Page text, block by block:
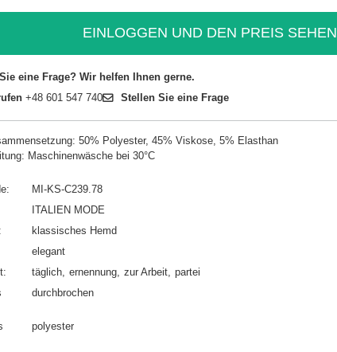
EINLOGGEN UND DEN PREIS SEHEN
eine Frage? Wir helfen Ihnen gerne.
+48 601 547 740 Stellen Sie eine Frage
50% Polyester, 45% Viskose, 5% Elasthan
Maschinenwäsche bei 30°C
MI-KS-C239.78
ITALIEN MODE
klassisches Hemd
elegant
täglich ernennung zur Arbeit partei
durchbrochen
polyester